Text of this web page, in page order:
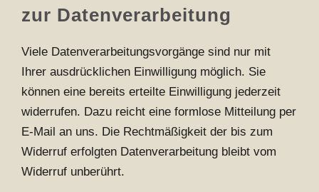
zur Datenverarbeitung
Viele Datenverarbeitungsvorgänge sind nur mit
Ihrer ausdrücklichen Einwilligung möglich. Sie
können eine bereits erteilte Einwilligung jederzeit
widerrufen. Dazu reicht eine formlose Mitteilung per
E-Mail an uns. Die Rechtmäßigkeit der bis zum
Widerruf erfolgten Datenverarbeitung bleibt vom
Widerruf unberührt.